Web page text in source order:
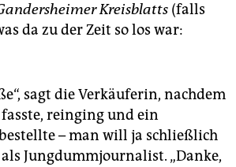
Kreisblatts (falls
da zu der Zeit so los war:
sagt die Verkäuferin, nachdem
reinging und ein
– man will ja schließlich
Jungdummjournalist. „Danke,